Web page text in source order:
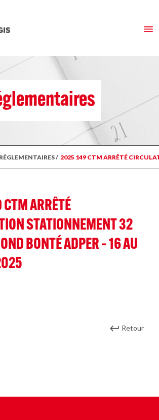
/ 2025 149 CTM ARRÊTÉ
ARRÊTÉ
STATIONNEMENT 32
BONTÉ ADPER – 16 AU
Retour